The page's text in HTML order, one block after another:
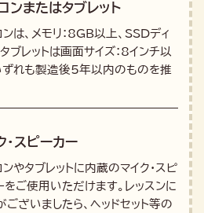
ンまたはタブレット
ンは、メモリ：8GB以上、SSDディ
タブレットは画面サイズ：8インチ以
ずれも製造後5年以内のものを推
・スピーカー
ンやタブレットに内蔵のマイク・スピ
をご使用いただけます。レッスンに
ございましたら、ヘッドセット等の